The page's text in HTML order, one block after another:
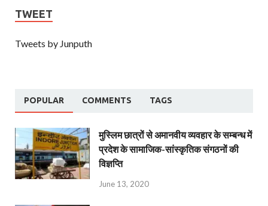
TWEET
Tweets by Junputh
POPULAR COMMENTS TAGS
मुस्लिम छात्रों से अमानवीय व्यवहार के सम्बन्ध में
प्रदेश के सामाजिक-सांस्कृतिक संगठनों की
विज्ञप्ति
June 13, 2020